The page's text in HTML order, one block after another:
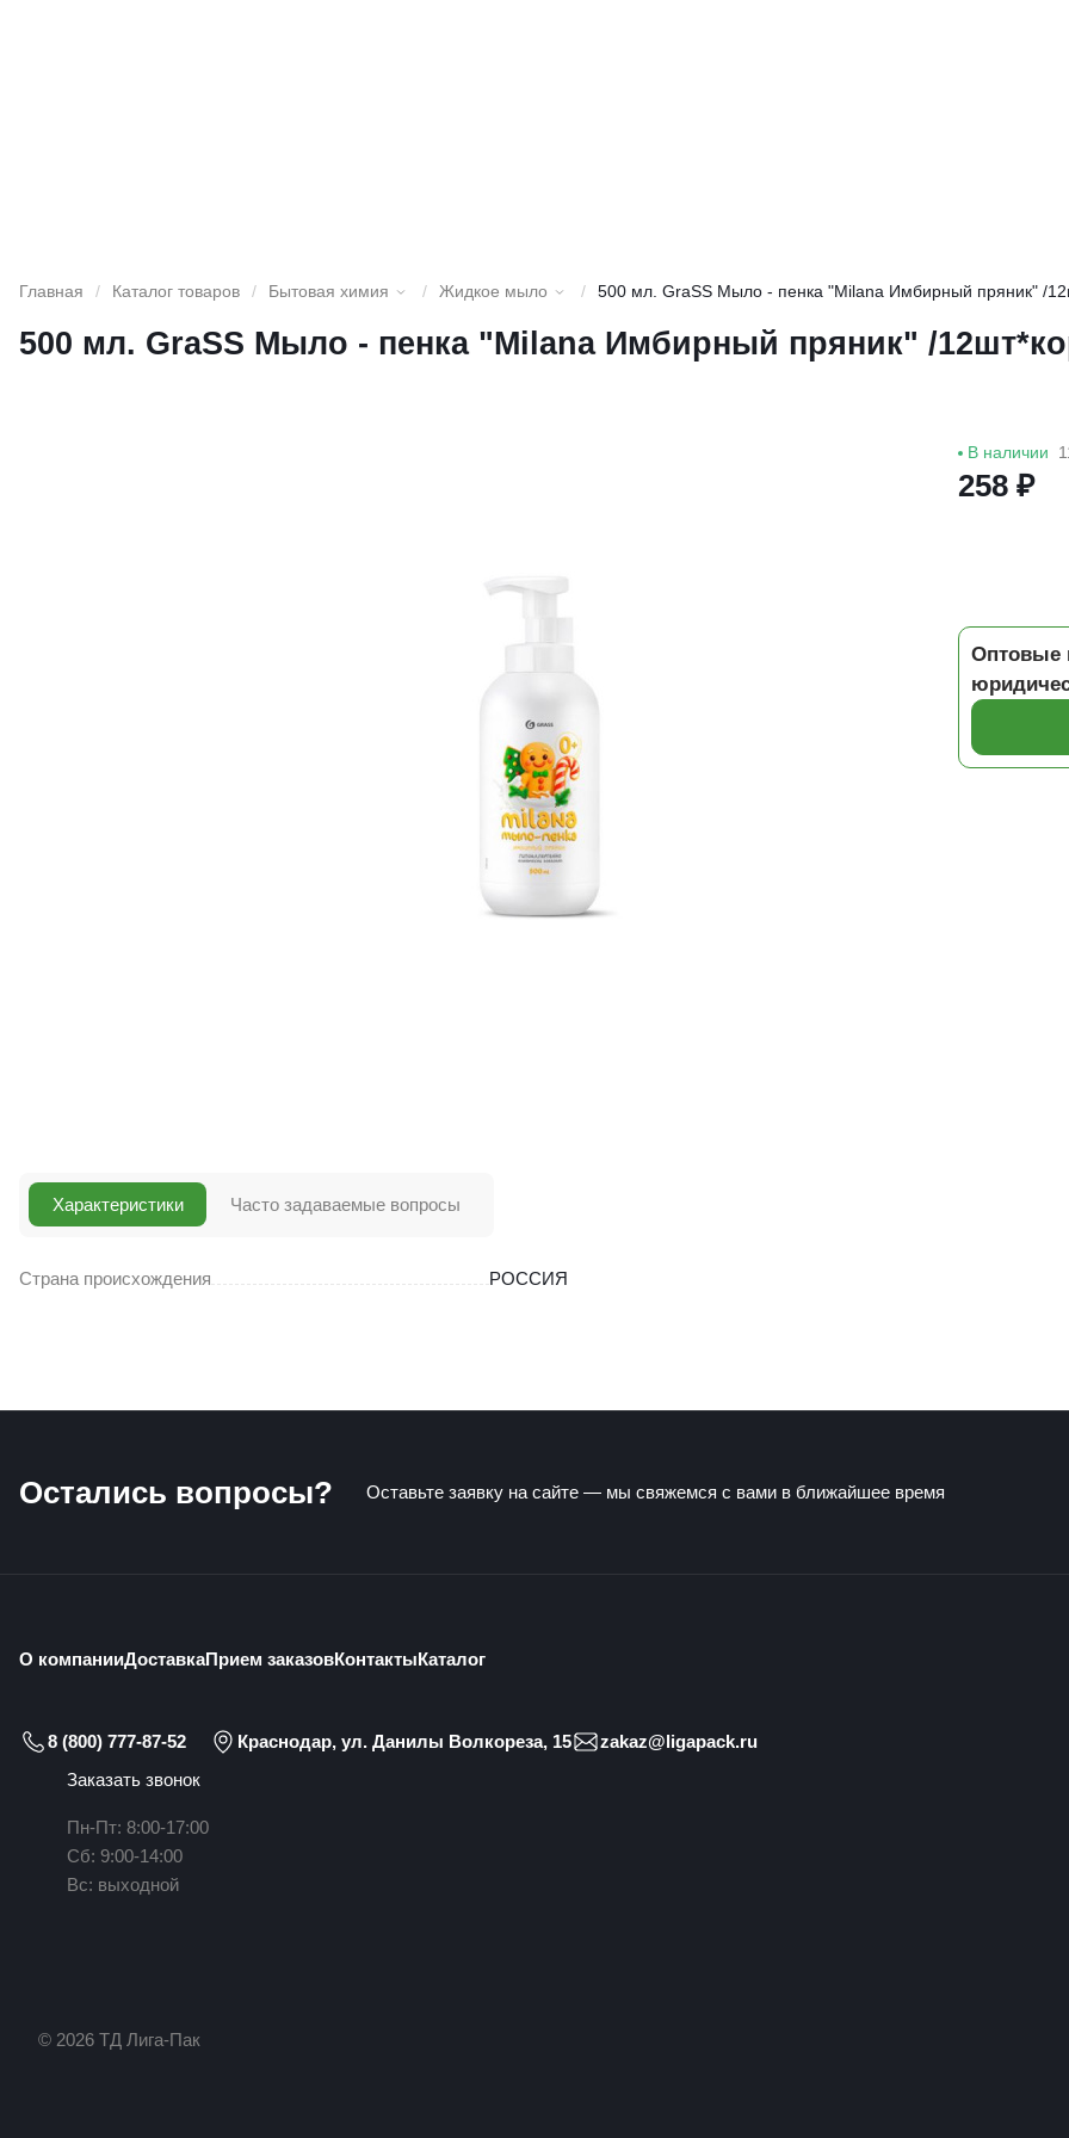
Главная / Каталог товаров / Бытовая химия / Жидкое мыло / 500 мл. GraSS Мыло - пенка "Milana Имбирный пряник" /
500 мл. GraSS Мыло - пенка "Milana Имбирный пряник" /
В наличии
258 ₽
Оптовые
Характеристики
Страна происхождения РОССИЯ
Часто задаваемые вопросы
Остались вопросы? Оставьте заявку на сайте — мы свяжемся с вами в ближайшее время
О компанииДоставкаПрием заказовКонтактыКаталог
8 (800) 777-87-52
Заказать звонок
Пн-Пт: 8:00-17:00
Сб: 9:00-14:00
Вс: выходной
Краснодар, ул. Данилы Волкореза, 15 zakaz@ligapack.ru
© 2026 ТД Лига-Пак